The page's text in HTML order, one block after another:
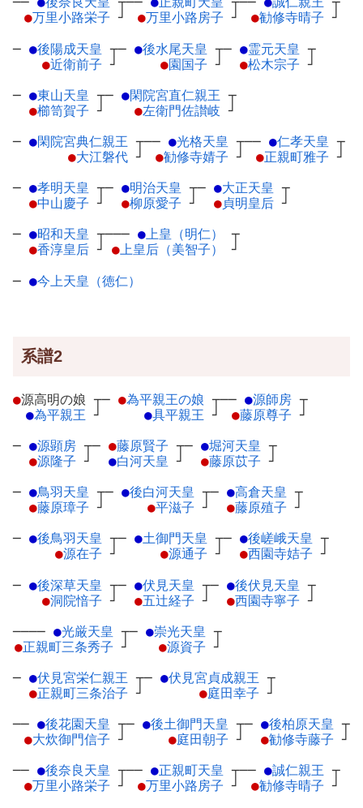
●万里小路栄子 ┘
●万里小路房子 ┘
●勧修寺晴子 ┘
─ ●後陽成天皇 ┬
●近衛前子 ┘
─ ●後水尾天皇 ┬
●園国子 ┘
─ ●霊元天皇 ┬
●松木宗子 ┘
─ ●東山天皇 ┬
●櫛笥賀子 ┘
─ ●閑院宮直仁親王 ┬
●左衛門佐讃岐 ┘
─ ●閑院宮典仁親王 ┬
●大江磐代 ┘
── ●光格天皇 ┬
●勧修寺婧子 ┘
── ●仁孝天皇 ┬
●正親町雅子 ┘
─ ●孝明天皇 ┬
●中山慶子 ┘
─ ●明治天皇 ┬
●柳原愛子 ┘
─ ●大正天皇 ┬
●貞明皇后 ┘
─ ●昭和天皇 ┬
●香淳皇后 ┘
─── ●上皇（明仁）
┬
●上皇后（美智子） ┘
─ ●今上天皇（徳仁）
系譜2
●源高明の娘 ┬
●為平親王 ┘
─ ●為平親王の娘 ┬
●具平親王 ┘
── ●源師房 ┬
●藤原尊子 ┘
─ ●源顕房 ┬
●源隆子 ┘
─ ●藤原賢子 ┬
●白河天皇 ┘
─ ●堀河天皇 ┬
●藤原苡子 ┘
─ ●鳥羽天皇 ┬
●藤原璋子 ┘
─ ●後白河天皇 ┬
●平滋子 ┘
─ ●高倉天皇 ┬
●藤原殖子 ┘
─ ●後鳥羽天皇 ┬
●源在子 ┘
─ ●土御門天皇 ┬
●源通子 ┘
─ ●後嵯峨天皇 ┬
●西園寺姞子 ┘
─ ●後深草天皇 ┬
●洞院愔子 ┘
─ ●伏見天皇 ┬
●五辻経子 ┘
─ ●後伏見天皇 ┬
●西園寺寧子 ┘
──── ●光厳天皇 ┬
●正親町三条秀子 ┘
─ ●崇光天皇 ┬
●源資子 ┘
─ ●伏見宮栄仁親王 ┬
●正親町三条治子 ┘
─ ●伏見宮貞成親王 ┬
●庭田幸子 ┘
── ●後花園天皇 ┬
●大炊御門信子 ┘
─ ●後土御門天皇 ┬
●庭田朝子 ┘
─ ●後柏原天皇 ┬
●勧修寺藤子 ┘
── ●後奈良天皇 ┬
●万里小路栄子 ┘
── ●正親町天皇 ┬
●万里小路房子 ┘
── ●誠仁親王 ┬
●勧修寺晴子 ┘